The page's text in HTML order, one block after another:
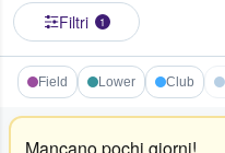
Filtri 1
Field Lower Club
Mancano pochi giorni!